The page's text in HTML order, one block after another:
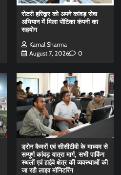
रोटरी हरिद्वार को अपने कांवड़ सेवा
अभियान में मिला पोंटिका कंपनी का
सहयोग
Kamal Sharma
August 7, 2026
0
ड्रोन कैमरों एवं सीसीटीवी के माध्यम से
सम्पूर्ण कांवड़ यात्रा मार्ग, सभी पार्किंग
स्थलों एवं हाईवे क्षेत्र की व्यवस्थाओं की
जा रही लाइव मॉनिटरिंग